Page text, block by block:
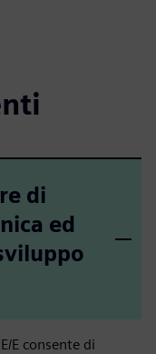
di
ed
E consente di